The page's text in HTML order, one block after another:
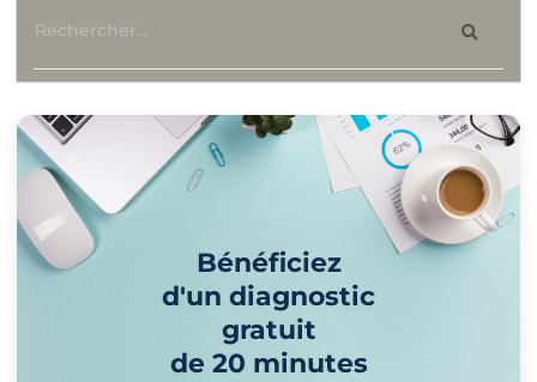
Bénéficiez
d'un diagnostic
gratuit
de 20 minutes